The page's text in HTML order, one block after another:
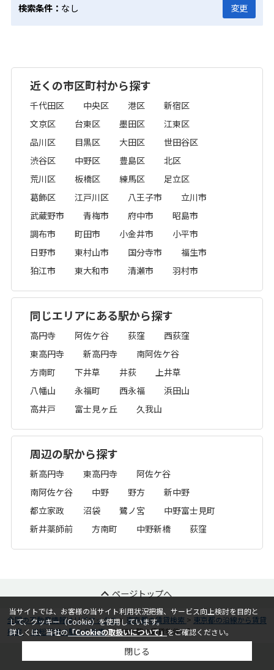
検索条件： なし 変更
近くの市区町村から探す
千代田区 中央区 港区
新宿区
文京区
台東区 墨田区
江東区
品川区
目黒区 大田区
世田谷区
渋谷区
中野区 豊島区
北区
荒川区
板橋区 練馬区
足立区
葛飾区
江戸川区 八王子市
立川市
武蔵野市
青梅市 府中市
昭島市
調布市
町田市 小金井市
小平市
日野市
東村山市 国分寺市
福生市
狛江市
東大和市 清瀬市 羽村市
同じエリアにある駅から探す
高円寺 阿佐ケ谷 荻窪
西荻窪
東高円寺
新高円寺
南阿佐ケ谷
方南町
下井草 井荻
上井草
八幡山
永福町 西永福
浜田山
高井戸
富士見ヶ丘 久我山
周辺の駅から探す
新高円寺 東高円寺
阿佐ケ谷
南阿佐ケ谷
中野 野方
新中野
都立家政
沼袋 鷺ノ宮
中野富士見町
新井薬師前
方南町 中野新橋 荻窪
ページトップへ
全国の不動産情報はリブマックス> 東京都の賃貸検索 > 東京都の沿線から賃貸
検索 >JR総武線の駅から検索>高円寺駅の賃貸物件一覧
当サイトでは、お客様の当サイト利用状況把握、サービス向上検討を目的と
して、クッキー（Cookie）を使用しています。
詳しくは、当社の「Cookieの取扱いについて」をご確認ください。
閉じる